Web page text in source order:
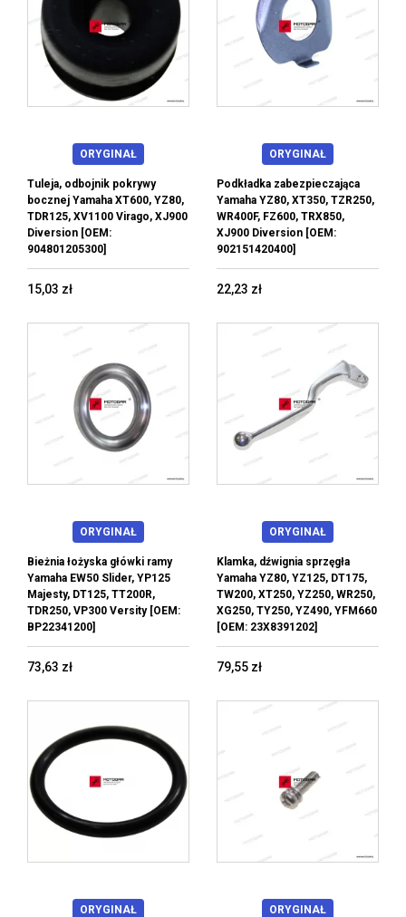
ORYGINAŁ
Tuleja, odbojnik pokrywy
bocznej Yamaha XT600, YZ80,
TDR125, XV1100 Virago, XJ900
Diversion [OEM:
904801205300]
15,03 zł
ORYGINAŁ
Podkładka zabezpieczająca
Yamaha YZ80, XT350, TZR250,
WR400F, FZ600, TRX850,
XJ900 Diversion [OEM:
902151420400]
22,23 zł
ORYGINAŁ
Bieżnia łożyska główki ramy
Yamaha EW50 Slider, YP125
Majesty, DT125, TT200R,
TDR250, VP300 Versity [OEM:
BP22341200]
73,63 zł
ORYGINAŁ
Klamka, dźwignia sprzęgła
Yamaha YZ80, YZ125, DT175,
TW200, XT250, YZ250, WR250,
XG250, TY250, YZ490, YFM660
[OEM: 23X8391202]
79,55 zł
ORYGINAŁ ORYGINAŁ